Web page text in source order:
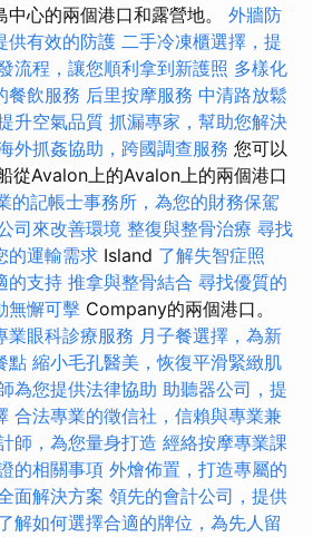
心的兩個港口和露營地。 外牆防
供有效的防護 二手冷凍櫃選擇，提
流程，讓您順利拿到新護照 多樣化
餐飲服務 后里按摩服務 中清路放鬆
升空氣品質 抓漏專家，幫助您解決
外抓姦協助，跨國調查服務 您可以
從Avalon上的Avalon上的兩個港口
的記帳士事務所，為您的財務保駕
司來改善環境 整復與整骨治療 尋找
的運輸需求 Island 了解失智症照
的支持 推拿與整骨結合 尋找優質的
無懈可擊 Company的兩個港口。
業眼科診療服務 月子餐選擇，為新
點 縮小毛孔醫美，恢復平滑緊緻肌
為您提供法律協助 助聽器公司，提
合法專業的徵信社，信賴與專業兼
師，為您量身打造 經絡按摩專業課
的相關事項 外燴佈置，打造專屬的
面解決方案 領先的會計公司，提供
解如何選擇合適的牌位，為先人留